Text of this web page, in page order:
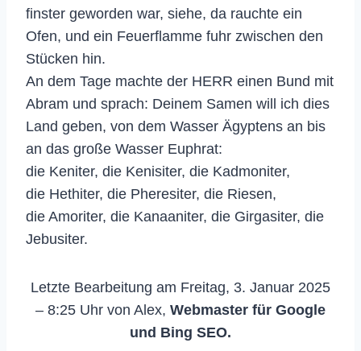
finster geworden war, siehe, da rauchte ein
Ofen, und ein Feuerflamme fuhr zwischen den
Stücken hin.
An dem Tage machte der HERR einen Bund mit
Abram und sprach: Deinem Samen will ich dies
Land geben, von dem Wasser Ägyptens an bis
an das große Wasser Euphrat:
die Keniter, die Kenisiter, die Kadmoniter,
die Hethiter, die Pheresiter, die Riesen,
die Amoriter, die Kanaaniter, die Girgasiter, die
Jebusiter.
Letzte Bearbeitung am Freitag, 3. Januar 2025
– 8:25 Uhr von Alex, Webmaster für Google
und Bing SEO.